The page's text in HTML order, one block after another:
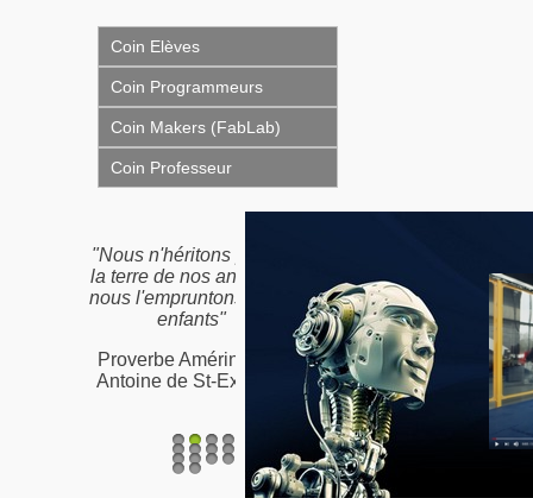
Coin Elèves
Coin Programmeurs
Coin Makers (FabLab)
Coin Professeur
"Nous n'héritons pas de
la terre de nos ancêtres,
nous l'empruntons à nos
enfants"
Proverbe Amérindien /
Antoine de St-Exupéry
1 2 3 4
6 7 8 9 10
1112 15